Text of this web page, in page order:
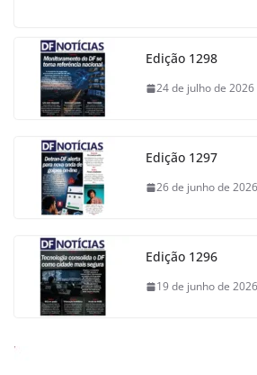
Edição 1298
24 de julho de 2026
Edição 1297
26 de junho de 2026
Edição 1296
19 de junho de 2026